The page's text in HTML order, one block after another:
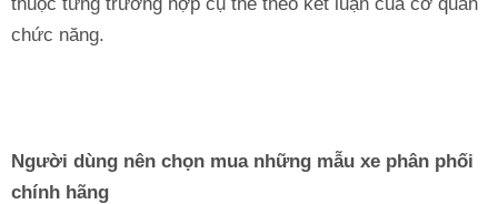
chức năng.
Người dùng nên chọn mua những mẫu xe phân phối
chính hãng